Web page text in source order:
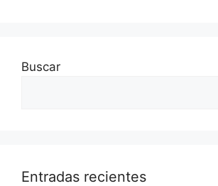
Buscar
Entradas recientes